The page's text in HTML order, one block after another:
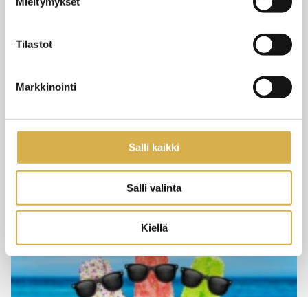
Tilastot
Markkinointi
Salli kaikki
Salli valinta
Kiellä
11.6.2026